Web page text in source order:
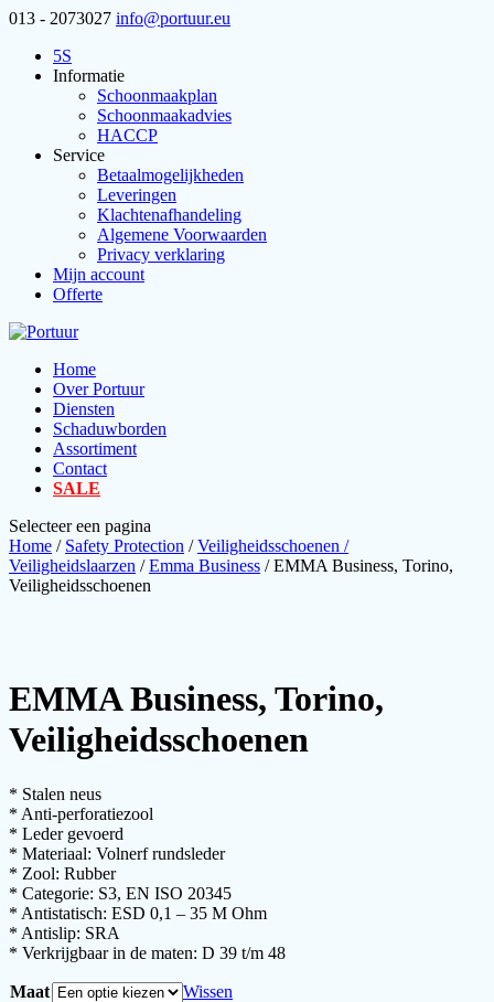
013 - 2073027 info@portuur.eu
5S
Informatie
Schoonmaakplan
Schoonmaakadvies
HACCP
Service
Betaalmogelijkheden
Leveringen
Klachtenafhandeling
Algemene Voorwaarden
Privacy verklaring
Mijn account
Offerte
Home
Over Portuur
Diensten
Schaduwborden
Assortiment
Contact
SALE
Selecteer een pagina
Home / Safety Protection /Veiligheidsschoenen /
Veiligheidslaarzen /Emma Business / EMMA Business, Torino,
Veiligheidsschoenen
EMMA Business, Torino,
Veiligheidsschoenen
* Stalen neus
* Anti-perforatiezool
* Leder gevoerd
* Materiaal: Volnerf rundsleder
* Zool: Rubber
* Categorie: S3, EN ISO 20345
* Antistatisch: ESD 0,1 – 35 M Ohm
* Antislip: SRA
* Verkrijgbaar in de maten: D 39 t/m 48
Maat
Wissen